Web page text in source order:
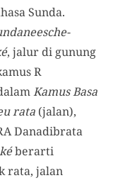
Sunda.
, jalur di gunung
R
Kamus Basa
rata (jalan),
Danadibrata
berarti
rata, jalan